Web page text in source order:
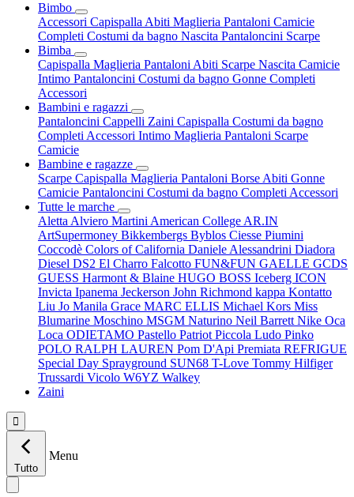
Bimbo
Accessori Capispalla Abiti Maglieria Pantaloni Camicie
Completi Costumi da bagno Nascita Pantaloncini Scarpe
Bimba
Capispalla Maglieria Pantaloni Abiti Scarpe Nascita Camicie
Intimo Pantaloncini Costumi da bagno Gonne Completi
Accessori
Bambini e ragazzi
Pantaloncini Cappelli Zaini Capispalla Costumi da bagno
Completi Accessori Intimo Maglieria Pantaloni Scarpe
Camicie
Bambine e ragazze
Scarpe Capispalla Maglieria Pantaloni Borse Abiti Gonne
Camicie Pantaloncini Costumi da bagno Completi Accessori
Tutte le marche
Aletta Alviero Martini American College AR.IN
ArtSupermoney Bikkembergs Byblos Ciesse Piumini
Coccodè Colors of California Daniele Alessandrini Diadora
Diesel DS2 El Charro Falcotto FUN&FUN GAELLE GCDS
GUESS Harmont & Blaine HUGO BOSS Iceberg ICON
Invicta Ipanema Jeckerson John Richmond kappa Kontatto
Liu Jo Manila Grace MARC ELLIS Michael Kors Miss
Blumarine Moschino MSGM Naturino Neil Barrett Nike Oca
Loca ODIETAMO Pastello Patriot Piccola Ludo Pinko
POLO RALPH LAUREN Pom D'Api Premiata REFRIGUE
Special Day Sprayground SUN68 T-Love Tommy Hilfiger
Trussardi Vicolo W6YZ Walkey
Zaini

Tutto
Menu